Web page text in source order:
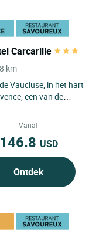
Carcarille
8 km
Vaucluse, in het hart
een van de
wereldwijd bekend. Gelegen...
Vanaf
146.8 USD
Ontdek